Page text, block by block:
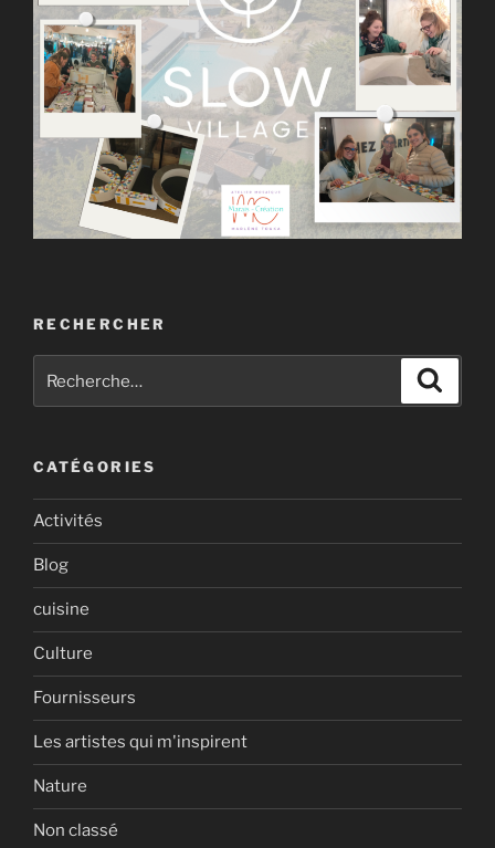
RECHERCHER
pour
CATÉGORIES
Activités
Blog
cuisine
Culture
Fournisseurs
Les artistes qui m'inspirent
Nature
Non classé